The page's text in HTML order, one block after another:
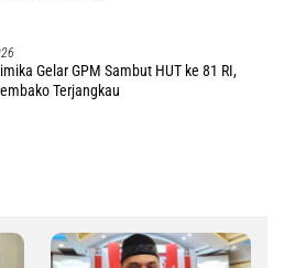
Gelar GPM Sambut HUT ke 81 RI,
Terjangkau